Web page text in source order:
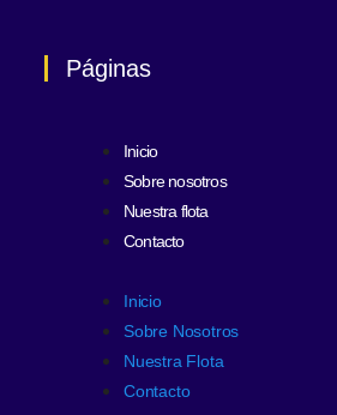
Páginas
Inicio
Sobre nosotros
Nuestra flota
Contacto
Inicio
Sobre Nosotros
Nuestra Flota
Contacto